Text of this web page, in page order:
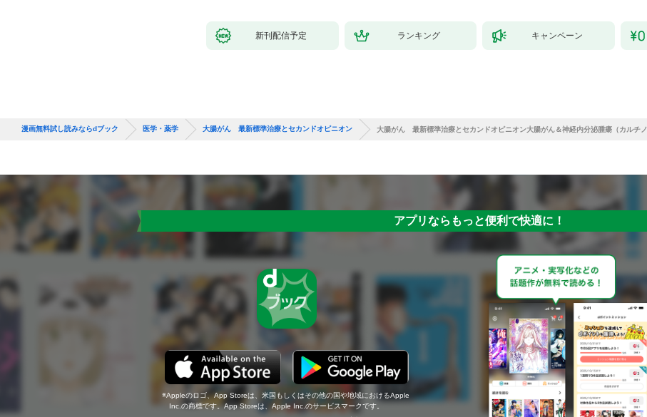
新刊配信予定 ランキング キャンペーン
漫画無料試し読みならdブック 医学・薬学 大腸がん 最新標準治療とセカンドオピニオン 大腸がん 最新標準治療とセカンドオピニオン大腸がん＆神経内分泌腫瘍（カルチ
アプリならもっと便利で快適に！
Appleのロゴ、App Storeは、米国もしくはその他の国や地域におけるApple
Inc.の商標です。App Storeは、Apple Inc.のサービスマークです。